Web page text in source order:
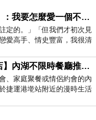
《娘子漢大丈夫》：我要怎麼愛一個不存在的人？
定的。」「但我們才初次見
愛高手、情史豐富，我很清
的那種感覺，現
【漫時生活內湖店】內湖不限時餐廳推薦｜捷運港墘站美食，聚餐、約會、家庭聚會首選，正餐甜點一次滿足
、家庭聚餐或情侶約會的內
捷運港墘站附近的漫時生活
約4分鐘即可抵